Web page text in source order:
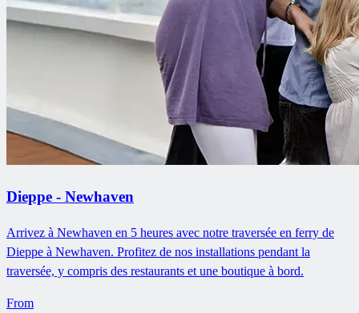
Dieppe - Newhaven
Arrivez à Newhaven en 5 heures avec notre traversée en ferry de
Dieppe à Newhaven. Profitez de nos installations pendant la
traversée, y compris des restaurants et une boutique à bord.
From